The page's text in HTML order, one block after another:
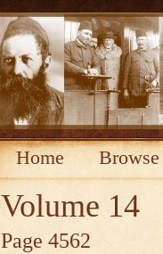
Home Browse
Volume 14
Page 4562